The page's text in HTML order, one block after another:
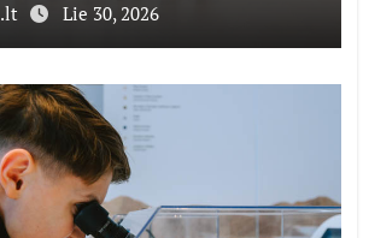
Lie 30, 2026